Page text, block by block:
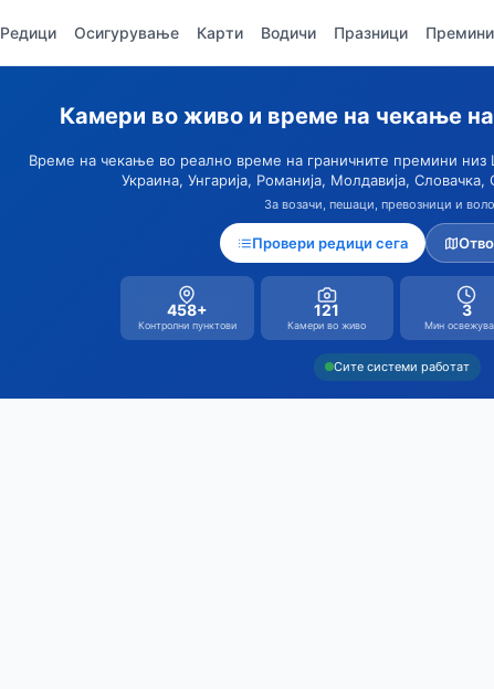
Редици Осигурување Карти Водичи Празници Премини
Камери во живо и време на чекање
Време на чекање во реално време на граничните премини низ
Украина, Унгарија, Романија, Молдавија, Словачка,
За возачи, пешаци, превозници и
Провери редици сега
458+
Контролни пунктови
121
Камери во живо
3
Мин
Сите системи работат